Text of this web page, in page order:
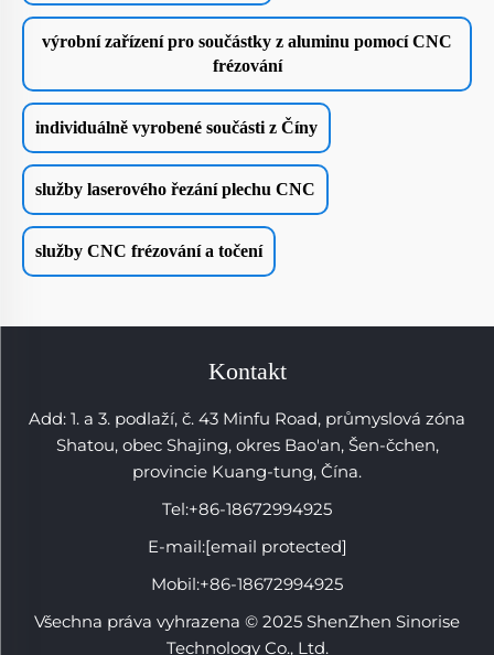
výrobní zařízení pro součástky z aluminu pomocí CNC
frézování
individuálně vyrobené součásti z Číny
služby laserového řezání plechu CNC
služby CNC frézování a točení
Kontakt
Add: 1. a 3. podlaží, č. 43 Minfu Road, průmyslová zóna
Shatou, obec Shajing, okres Bao'an, Šen-čchen,
provincie Kuang-tung, Čína.
Tel:+86-18672994925
E-mail:[email protected]
Mobil:+86-18672994925
Všechna práva vyhrazena © 2025 ShenZhen Sinorise
Technology Co., Ltd.